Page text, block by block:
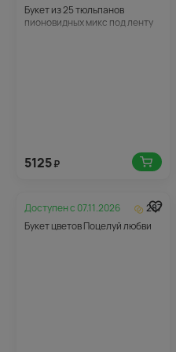
Букет из 25 тюльпанов
пионовидных микс под ленту
5125₽
Доступен с 07.11.2026
287
Букет цветов Поцелуй любви